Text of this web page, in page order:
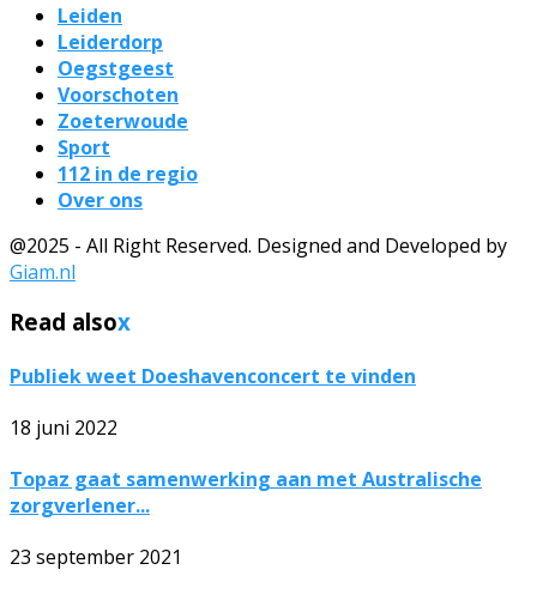
Leiden
Leiderdorp
Oegstgeest
Voorschoten
Zoeterwoude
Sport
112 in de regio
Over ons
@2025 - All Right Reserved. Designed and Developed by
Giam.nl
Read alsox
Publiek weet Doeshavenconcert te vinden
18 juni 2022
Topaz gaat samenwerking aan met Australische
zorgverlener...
23 september 2021